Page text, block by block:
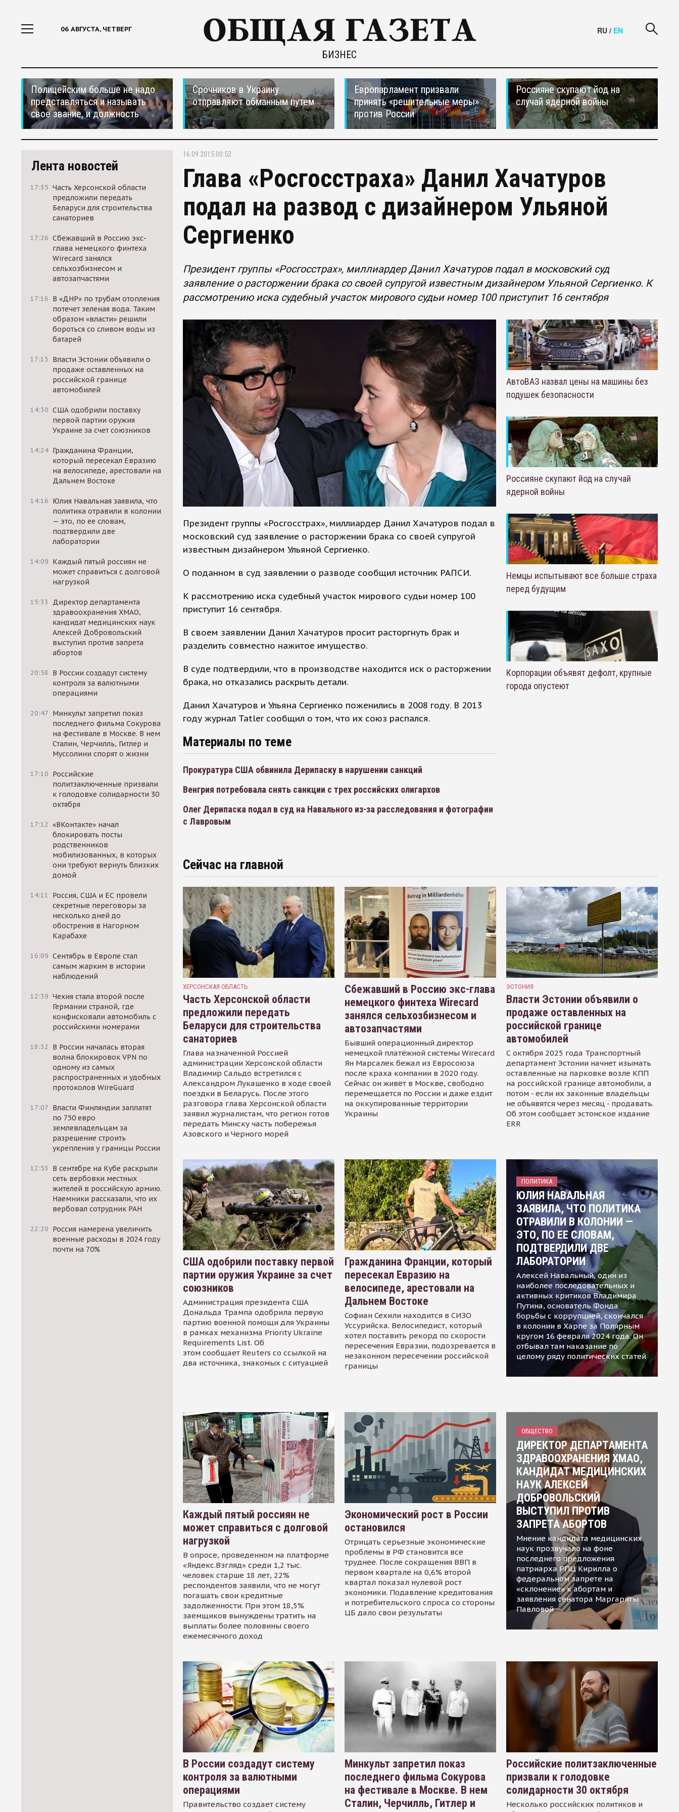
06 АВГУСТА, ЧЕТВЕРГ
БИЗНЕС
RU / EN
Полицейским больше не надо
представляться и называть
свое звание, и должность
Срочников в Украину
отправляют обманным путем
Европарламент призвали
принять «решительные меры»
против России
Россияне скупают йод на
случай ядерной войны
Лента новостей
17:35 Часть Херсонской области
предложили передать
Беларуси для строительства
санаториев
17:26 Сбежавший в Россию экс-
глава немецкого финтеха
Wirecard занялся
сельхозбизнесом и
автозапчастями
17:16 В «ДНР» по трубам отопления
потечет зеленая вода. Таким
образом «власти» решили
бороться со сливом воды из
батарей
17:13
Власти Эстонии объявили о
продаже оставленных на
российской границе
автомобилей
14:30 США одобрили поставку
первой партии оружия
Украине за счет союзников
14:24 Гражданина Франции,
который пересекал Евразию
на велосипеде, арестовали на
Дальнем Востоке
14:16 Юлия Навальная заявила, что
политика отравили в колонии
— это, по ее словам,
подтвердили две
лаборатории
14:09 Каждый пятый россиян не
может справиться с долговой
нагрузкой
15:33
Директор департамента
здравоохранения ХМАО,
кандидат медицинских наук
Алексей Добровольский
выступил против запрета
абортов
20:58
В России создадут систему
контроля за валютными
операциями
20:47 Минкульт запретил показ
последнего фильма Сокурова
на фестивале в Москве. В нем
Сталин, Черчилль, Гитлер и
Муссолини спорят о жизни
17:10 Российские
политзаключенные призвали
к голодовке солидарности 30
октября
17:12 «ВКонтакте» начал
блокировать посты
родственников
мобилизованных, в которых
они требуют вернуть близких
домой
14:11
Россия, США и ЕС провели
секретные переговоры за
несколько дней до
обострения в Нагорном
Карабахе
16:09 Сентябрь в Европе стал
самым жарким в истории
наблюдений
12:39 Чехия стала второй после
Германии страной, где
конфисковали автомобиль с
российскими номерами
18:32
В России началась вторая
волна блокировок VPN по
одному из самых
распространенных и удобных
протоколов WireGuard
17:07 Власти Финляндии заплатят
по 750 евро
землевладельцам за
разрешение строить
укрепления у границы России
12:53
В сентябре на Кубе раскрыли
сеть вербовки местных
жителей в российскую армию.
Наемники рассказали, что их
вербовал сотрудник РАН
22:20 Россия намерена увеличить
военные расходы в 2024 году
почти на 70%
16.09.2015 00:52
Глава «Росгосстраха» Данил Хачатуров
подал на развод с дизайнером Ульяной
Сергиенко
Президент группы «Росгосстрах», миллиардер Данил Хачатуров подал в московский суд
заявление о расторжении брака со своей супругой известным дизайнером Ульяной Сергиенко. К
рассмотрению иска судебный участок мирового судьи номер 100 приступит 16 сентября
Президент группы «Росгосстрах», миллиардер Данил Хачатуров подал в
московский суд заявление о расторжении брака со своей супругой
известным дизайнером Ульяной Сергиенко.
О поданном в суд заявлении о разводе сообщил источник РАПСИ.
К рассмотрению иска судебный участок мирового судьи номер 100
приступит 16 сентября.
В своем заявлении Данил Хачатуров просит расторгнуть брак и
разделить совместно нажитое имущество.
В суде подтвердили, что в производстве находится иск о расторжении
брака, но отказались раскрыть детали.
Данил Хачатуров и Ульяна Сергиенко поженились в 2008 году. В 2013
году журнал Tatler сообщил о том, что их союз распался.
Материалы по теме
Прокуратура США обвинила Дерипаску в нарушении санкций
Венгрия потребовала снять санкции с трех российских олигархов
Олег Дерипаска подал в суд на Навального из-за расследования и фотографии
с Лавровым
АвтоВАЗ назвал цены на машины без
подушек безопасности
Россияне скупают йод на случай
ядерной войны
Немцы испытывают все больше страха
перед будущим
Корпорации объявят дефолт, крупные
города опустеют
Сейчас на главной
ХЕРСОНСКАЯ ОБЛАСТЬ
Часть Херсонской области
предложили передать
Беларуси для строительства
санаториев
Глава назначенной Россией
администрации Херсонской области
Владимир Сальдо встретился с
Александром Лукашенко в ходе своей
поездки в Беларусь. После этого
разговора глава Херсонской области
заявил журналистам, что регион готов
передать Минску часть побережья
Азовского и Черного морей
Сбежавший в Россию экс-глава
немецкого финтеха Wirecard
занялся сельхозбизнесом и
автозапчастями
Бывший операционный директор
немецкой платёжной системы Wirecard
Ян Марсалек бежал из Евросоюза
после краха компании в 2020 году.
Сейчас он живёт в Москве, свободно
перемещается по России и даже ездит
на оккупированные территории
Украины
ЭСТОНИЯ
Власти Эстонии объявили о
продаже оставленных на
российской границе
автомобилей
С октября 2025 года Транспортный
департамент Эстонии начнет изымать
оставленные на парковке возле КПП
на российской границе автомобили, а
потом - если их законные владельцы
не объявятся через месяц - продавать.
Об этом сообщает эстонское издание
ERR
США одобрили поставку первой
партии оружия Украине за счет
союзников
Администрация президента США
Дональда Трампа одобрила первую
партию военной помощи для Украины
в рамках механизма Priority Ukraine
Requirements List. Об
этом сообщает Reuters со ссылкой на
два источника, знакомых с ситуацией
Гражданина Франции, который
пересекал Евразию на
велосипеде, арестовали на
Дальнем Востоке
Софиан Сехили находится в СИЗО
Уссурийска. Велосипедист, который
хотел поставить рекорд по скорости
пересечения Евразии, подозревается в
незаконном пересечении российской
границы
ПОЛИТИКА
ЮЛИЯ НАВАЛЬНАЯ
ЗАЯВИЛА, ЧТО ПОЛИТИКА
ОТРАВИЛИ В КОЛОНИИ —
ЭТО, ПО ЕЕ СЛОВАМ,
ПОДТВЕРДИЛИ ДВЕ
ЛАБОРАТОРИИ
Алексей Навальный, один из
наиболее последовательных и
активных критиков Владимира
Путина, основатель Фонда
борьбы с коррупцией, скончался
в колонии в Харпе за Полярным
кругом 16 февраля 2024 года. Он
отбывал там наказание по
целому ряду политических статей
Каждый пятый россиян не
может справиться с долговой
нагрузкой
В опросе, проведенном на платформе
«Яндекс.Взгляд» среди 1,2 тыс.
человек старше 18 лет, 22%
респондентов заявили, что не могут
погашать свои кредитные
задолженности. При этом 18,5%
заемщиков вынуждены тратить на
выплаты более половины своего
ежемесячного доход
Экономический рост в России
остановился
Отрицать серьезные экономические
проблемы в РФ становится все
труднее. После сокращения ВВП в
первом квартале на 0,6% второй
квартал показал нулевой рост
экономики. Подавление кредитования
и потребительского спроса со стороны
ЦБ дало свои результаты
ОБЩЕСТВО
ДИРЕКТОР ДЕПАРТАМЕНТА
ЗДРАВООХРАНЕНИЯ ХМАО,
КАНДИДАТ МЕДИЦИНСКИХ
НАУК АЛЕКСЕЙ
ДОБРОВОЛЬСКИЙ
ВЫСТУПИЛ ПРОТИВ
ЗАПРЕТА АБОРТОВ
Мнение кандидата медицинских
наук прозвучало на фоне
последнего предложения
патриарха РПЦ Кирилла о
федеральном запрете на
«склонение» к абортам и
заявления сенатора Маргариты
Павловой
В России создадут систему
контроля за валютными
операциями
Правительство создает систему
Минкульт запретил показ
последнего фильма Сокурова
на фестивале в Москве. В нем
Сталин, Черчилль, Гитлер и
Российские политзаключенные
призвали к голодовке
солидарности 30 октября
Несколько российских политиков и